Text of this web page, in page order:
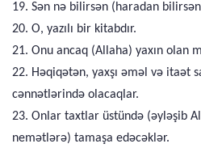
19. Sən nə bilirsən (haradan
20. O, yazılı bir kitabdır.
21. Onu ancaq (Allaha) yaxın olan
22. Həqiqətən, yaxşı əməl və itaət
cənnətlərində olacaqlar.
23. Onlar taxtlar üstündə (əyləşib
nemətlərə) tamaşa edəcəklər.